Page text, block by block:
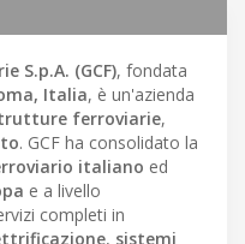
S.p.A. (GCF), fondata
Italia, è un'azienda
ferroviarie,
. GCF ha consolidato la
italiano ed
e a livello
completi in
, sistemi